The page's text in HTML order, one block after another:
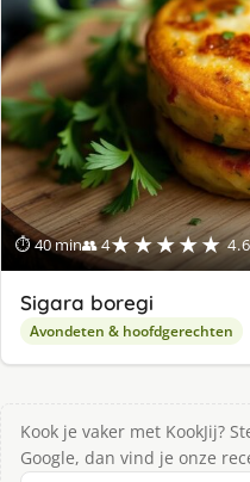
⏱ 40 min👥 4★★★★★
Sigara boregi
Avondeten & hoofdgerechten
Kook je vaker met KookJij?
Google, dan vind je onze